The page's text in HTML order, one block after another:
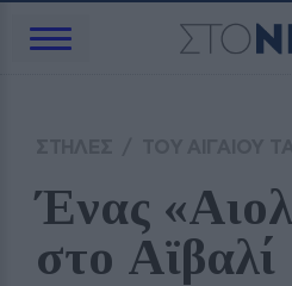
Ένας
στο Αϊβαλί